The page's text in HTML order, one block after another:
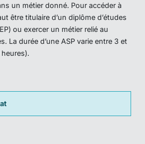
un métier donné. Pour accéder à
être titulaire d’un diplôme d’études
ou exercer un métier relié au
La durée d’une ASP varie entre 3 et